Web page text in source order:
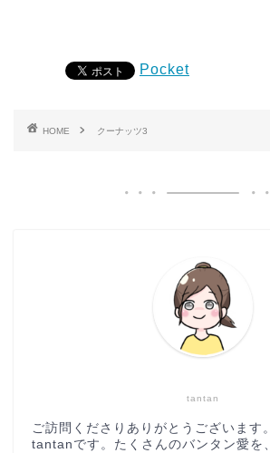
Pocket
HOME クーナッツ3
tantan
ご訪問くださりありがとうございます
tantanです。たくさんのバンタン愛を